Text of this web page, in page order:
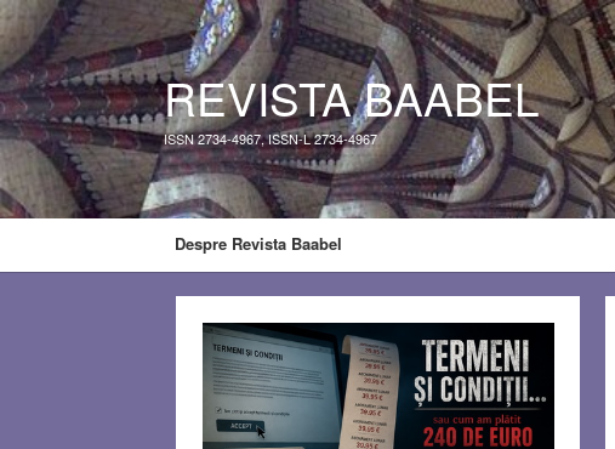
REVISTA BAABEL
ISSN 2734-4967, ISSN-L 2734-4967
Despre Revista Baabel